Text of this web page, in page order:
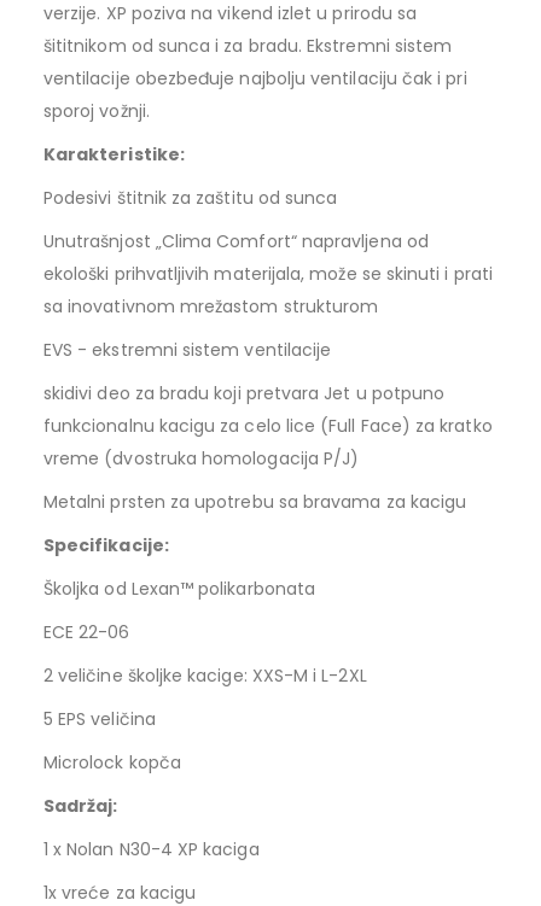
verzije. XP poziva na vikend izlet u prirodu sa
šititnikom od sunca i za bradu. Ekstremni sistem
ventilacije obezbeđuje najbolju ventilaciju čak i pri
sporoj vožnji.
Karakteristike:
Podesivi štitnik za zaštitu od sunca
Unutrašnjost „Clima Comfort“ napravljena od
ekološki prihvatljivih materijala, može se skinuti i prati
sa inovativnom mrežastom strukturom
EVS - ekstremni sistem ventilacije
skidivi deo za bradu koji pretvara Jet u potpuno
funkcionalnu kacigu za celo lice (Full Face) za kratko
vreme (dvostruka homologacija P/J)
Metalni prsten za upotrebu sa bravama za kacigu
Specifikacije:
Školjka od Lexan™ polikarbonata
ECE 22-06
2 veličine školjke kacige: XXS-M i L-2XL
5 EPS veličina
Microlock kopča
Sadržaj:
1 x Nolan N30-4 XP kaciga
1x vreće za kacigu